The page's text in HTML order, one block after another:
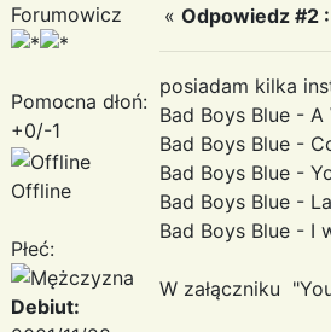
Forumowicz
Pomocna dłoń:
+0/-1
Offline
Płeć:
Debiut:
« Odpowiedz #2 :
posiadam kilka
Bad Boys Blue -
Bad Boys Blue -
Bad Boys Blue -
Bad Boys Blue -
Bad Boys Blue - I
W załączniku